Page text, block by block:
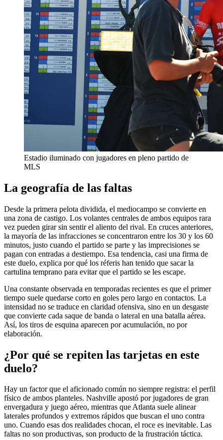
Estadio iluminado con jugadores en pleno partido de
MLS
La geografía de las faltas
Desde la primera pelota dividida, el mediocampo se convierte en
una zona de castigo. Los volantes centrales de ambos equipos rara
vez pueden girar sin sentir el aliento del rival. En cruces anteriores,
la mayoría de las infracciones se concentraron entre los 30 y los 60
minutos, justo cuando el partido se parte y las imprecisiones se
pagan con entradas a destiempo. Esa tendencia, casi una firma de
este duelo, explica por qué los réferis han tenido que sacar la
cartulina temprano para evitar que el partido se les escape.
Una constante observada en temporadas recientes es que el primer
tiempo suele quedarse corto en goles pero largo en contactos. La
intensidad no se traduce en claridad ofensiva, sino en un desgaste
que convierte cada saque de banda o lateral en una batalla aérea.
Así, los tiros de esquina aparecen por acumulación, no por
elaboración.
¿Por qué se repiten las tarjetas en este
duelo?
Hay un factor que el aficionado común no siempre registra: el perfil
físico de ambos planteles. Nashville apostó por jugadores de gran
envergadura y juego aéreo, mientras que Atlanta suele alinear
laterales profundos y extremos rápidos que buscan el uno contra
uno. Cuando esas dos realidades chocan, el roce es inevitable. Las
faltas no son productivas, son producto de la frustración táctica.